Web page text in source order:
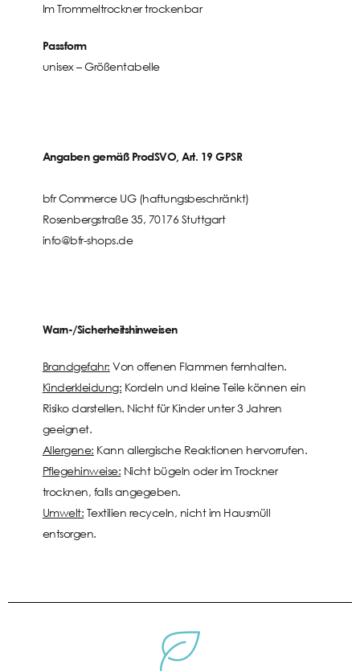
Im Trommeltrockner trockenbar
Passform
unisex –Größentabelle
Angaben gemäß ProdSVO, Art. 19 GPSR
bfr Commerce UG (haftungsbeschränkt)
Rosenbergstraße 35, 70176 Stuttgart
info@bfr-shops.de
Warn-/Sicherheitshinweisen
Brandgefahr: Von offenen Flammen fernhalten.
Kinderkleidung: Kordeln und kleine Teile können ein
Risiko darstellen. Nicht für Kinder unter 3 Jahren
geeignet.
Allergene: Kann allergische Reaktionen hervorrufen.
Pflegehinweise: Nicht bügeln oder im Trockner
trocknen, falls angegeben.
Umwelt: Textilien recyceln, nicht im Hausmüll
entsorgen.